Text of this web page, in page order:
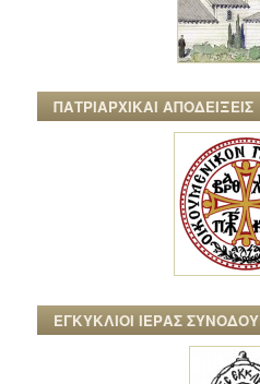
ΠΑΤΡΙΑΡΧΙΚΑΙ ΑΠΟΔΕΙΞΕΙΣ
ΕΓΚΥΚΛΙΟΙ ΙΕΡΑΣ ΣΥΝΟΔΟΥ